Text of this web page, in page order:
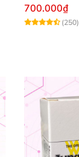
700.000₫
(250)